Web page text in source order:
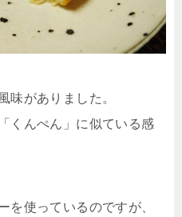
味がありました。
くんぺん」に似ている感
を使っているのですが、